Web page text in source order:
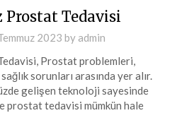
Prostat Tedavisi
2023 by admin
Prostat problemleri,
sorunları arasında yer alır.
gelişen teknoloji sayesinde
prostat tedavisi mümkün hale